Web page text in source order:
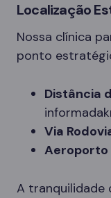
Localização
Nossa clínica
ponto
Distância
Via
Aeroporto
A tranquilidade